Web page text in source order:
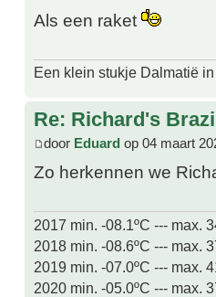
Als een raket
Een klein stukje Dalmatië
Re: Richard's
door Eduard op 04 maart
Zo herkennen we
2017 min. -08.1ºC --- max.
2018 min. -08.6ºC --- max.
2019 min. -07.0ºC --- max.
2020 min. -05.0ºC --- max.